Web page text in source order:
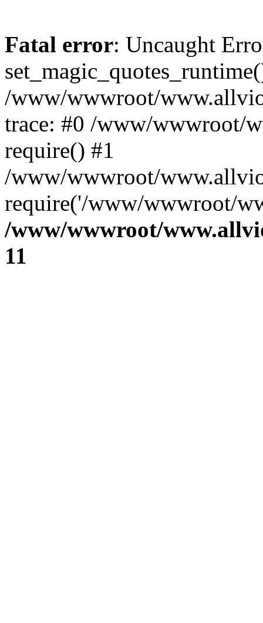
Fatal error: Uncaught
/www/wwwroot/
trace: #0 /www/wwwroot/
require() #1
/www/wwwroot/
require('/www/wwwroot/
/www/wwwroot/
11